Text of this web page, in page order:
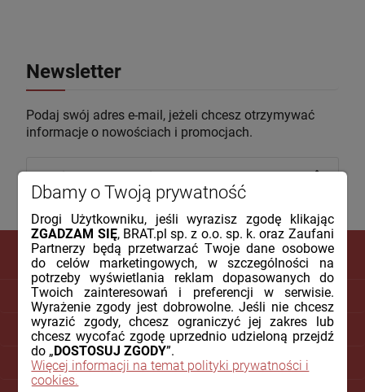
Newsletter
Podaj swój adres e-mail, jeżeli chcesz otrzymywać
informacje o nowościach i promocjach.
DLA KLIENTA
PŁATNOŚCI I DOSTAWA
INFORMACJE
Dbamy o Twoją prywatność
Drogi Użytkowniku, jeśli wyrazisz zgodę klikając
ZGADZAM SIĘ, BRAT.pl sp. z o.o. sp. k. oraz Zaufani
Partnerzy będą przetwarzać Twoje dane osobowe
do celów marketingowych, w szczególności na
potrzeby wyświetlania reklam dopasowanych do
Twoich zainteresowań i preferencji w serwisie.
Wyrażenie zgody jest dobrowolne. Jeśli nie chcesz
wyrazić zgody, chcesz ograniczyć jej zakres lub
chcesz wycofać zgodę uprzednio udzieloną przejdź
do „ DOSTOSUJ ZGODY”.
Więcej informacji na temat polityki prywatności i
cookies.